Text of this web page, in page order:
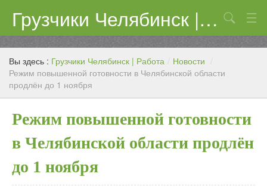
Грузчики Челябинск | Работа
Цены
Контакты
Поиск
Вы здесь : Грузчики Челябинск | Работа / Новости /
Режим повышенной готовности в Челябинской области
продлён до 1 ноября
Режим повышенной готовности
в Челябинской области продлён
до 1 ноября